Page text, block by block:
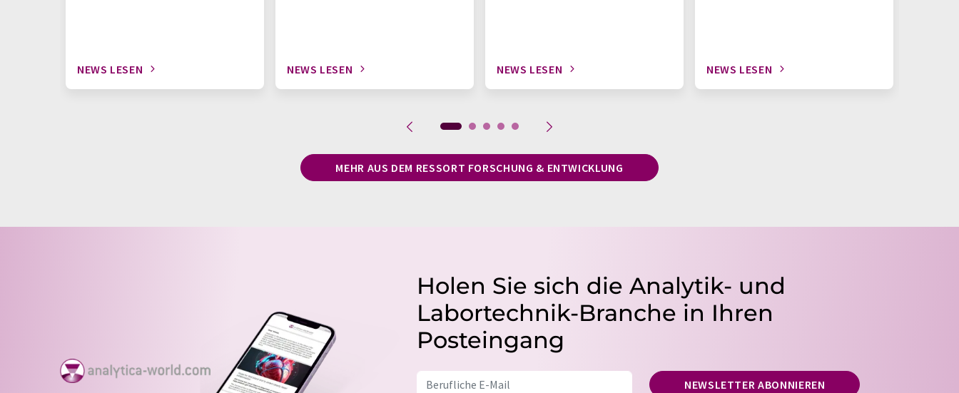
NEWS LESEN NEWS LESEN NEWS LESEN NEWS LESEN
MEHR AUS DEM RESSORT FORSCHUNG & ENTWICKLUNG
Holen Sie sich die Analytik- und
Labortechnik-Branche in Ihren
Posteingang
NEWSLETTER ABONNIEREN